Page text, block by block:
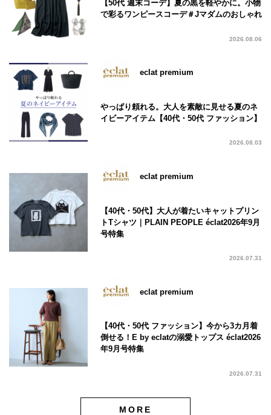
【50代 週末コーデ】夏の黒を軽やかに。小物
で彩るワンピースコーデ＃Jマダムのおしゃれ
2026.08.06
eclat premium
やっぱり頼れる。大人を素敵に見せる夏のネ
イビーアイテム【40代・50代 ファッション】
2026.08.03
eclat premium
【40代・50代】大人が着たいキャットプリン
トTシャツ｜PLAIN PEOPLE éclat2026年9月
号特集
2026.07.31
eclat premium
【40代・50代 ファッション】今から3カ月着
倒せる！E by eclatの溺愛トップス éclat2026
年9月号特集
2026.07.31
MORE